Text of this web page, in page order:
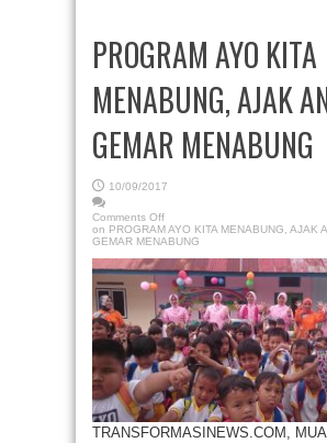
PROGRAM AYO KITA
MENABUNG, AJAK
GEMAR MENABUNG
10/09/2017
Comments Off
on PROGRAM AYO KITA MENABUNG, AJAK
GEMAR MENABUNG
TRANSFORMASINEWS.COM,